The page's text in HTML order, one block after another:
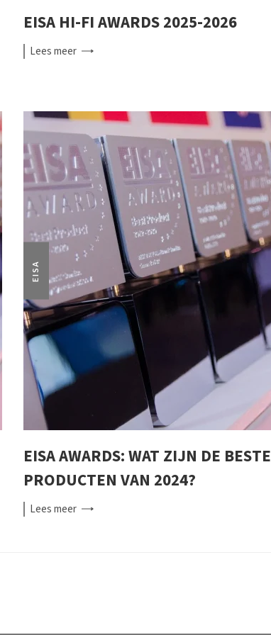
EISA HI-FI AWARDS 2025-2026
Leesmeer
EISA
EISA AWARDS: WAT ZIJN DE BESTE
PRODUCTEN VAN 2024?
Leesmeer